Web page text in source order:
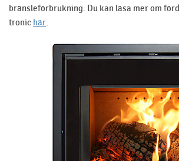
bränsleförbrukning. Du kan läsa mer om
tronic här.